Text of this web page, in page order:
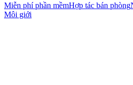
Miễn phí phần mềmHợp tác bán phòng
Môi giới